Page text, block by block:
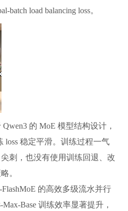
load balancing loss。
Qwen3 的 MoE 模型结构设计，
loss 稳定平滑。训练过程一气
刺，也没有使用训练回退、改
。
FlashMoE 的高效多级流水并行
Base 训练效率显著提升，